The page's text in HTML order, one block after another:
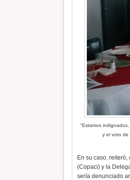
"Estamos
y el voto de
En su caso,
(Copaci) y la
sería denunciado